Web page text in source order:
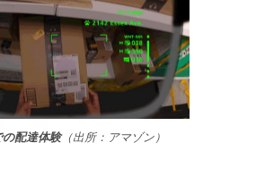
配達体験（出所：アマゾン）